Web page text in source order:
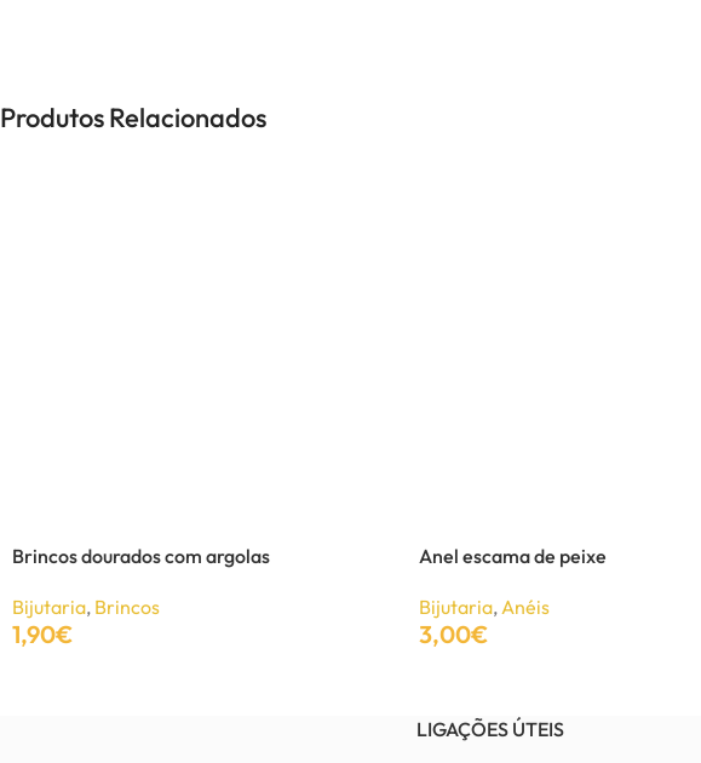
Produtos Relacionados
Brincos dourados com argolas
Bijutaria, Brincos
1,90€
Anel escama de peixe
Bijutaria,Anéis
3,00€
LIGAÇÕES ÚTEIS